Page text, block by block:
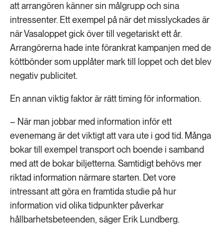
att arrangören känner sin målgrupp och sina
intressenter. Ett exempel på när det misslyckades är
när Vasaloppet gick över till vegetariskt ett år.
Arrangörerna hade inte förankrat kampanjen med de
köttbönder som upplåter mark till loppet och det blev
negativ publicitet.
En annan viktig faktor är rätt timing för information.
– När man jobbar med information inför ett
evenemang är det viktigt att vara ute i god tid. Många
bokar till exempel transport och boende i samband
med att de bokar biljetterna. Samtidigt behövs mer
riktad information närmare starten. Det vore
intressant att göra en framtida studie på hur
information vid olika tidpunkter påverkar
hållbarhetsbeteenden, säger Erik Lundberg.